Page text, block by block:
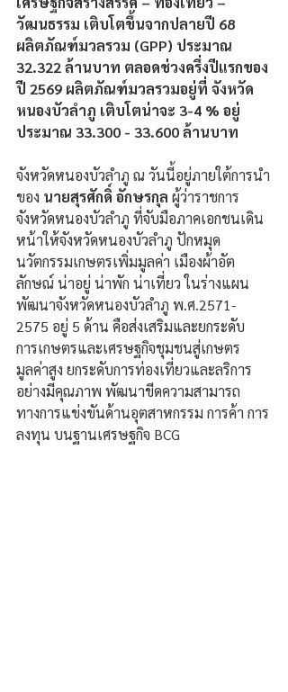
วัฒนธรรม เติบโตขึ้นจากปลายปี 68
ผลิตภัณฑ์มวลรวม (GPP) ประมาณ
32.322 ล้านบาท ตลอดช่วงครึ่งปีแรกของ
ปี 2569 ผลิตภัณฑ์มวลรวมอยู่ที่ จังหวัด
หนองบัวลำภู เติบโตน่าจะ 3-4 % อยู่
ประมาณ 33.300 - 33.600 ล้านบาท
จังหวัดหนองบัวลำภู ณ วันนี้อยู่ภายใต้การนำ
ของ นายสุรศักดิ์ อักษรกุล ผู้ว่าราชการ
จังหวัดหนองบัวลำภู ที่จับมือภาคเอกชนเดิน
หน้าให้จังหวัดหนองบัวลำภู ปักหมุด
นวัตกรรมเกษตรเพิ่มมูลค่า เมืองผ้าอัต
ลักษณ์ น่าอยู่ น่าพัก น่าเที่ยว ในร่างแผน
พัฒนาจังหวัดหนองบัวลำภู พ.ศ.2571-
2575 อยู่ 5 ด้าน คือส่งเสริมและยกระดับ
การเกษตรและเศรษฐกิจชุมชนสู่เกษตร
มูลค่าสูง ยกระดับการท่องเที่ยวและลริการ
อย่างมีคุณภาพ พัฒนาขีดความสามารถ
ทางการแข่งขันด้านอุตสาหกรรม การค้า การ
ลงทุน บนฐานเศรษฐกิจ BCG